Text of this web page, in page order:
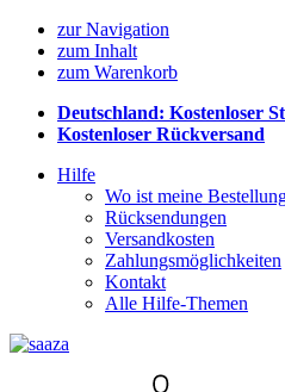
zur Navigation
zum Inhalt
zum Warenkorb
Deutschland: Kostenloser
Kostenloser Rückversand
Hilfe
Wo ist meine
Rücksendungen
Versandkosten
Zahlungsmöglichkeiten
Kontakt
Alle Hilfe-Themen